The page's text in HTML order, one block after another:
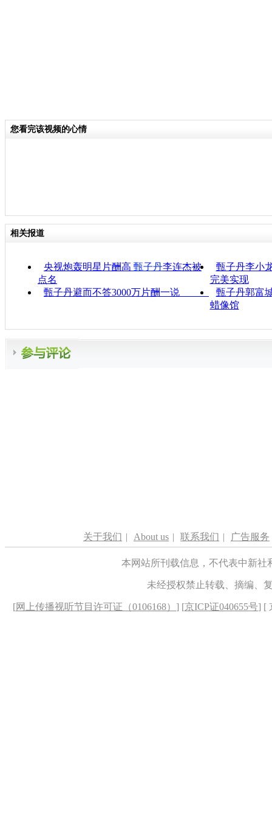
您看完该视频的心情
相关报道
央视炮轰明星片酬高 甄子丹李连杰被
点名
甄子丹李小
完美实现
甄子丹避而不答3000万片酬一说
甄子丹郭富
蜡像馆
关于我们 | About us | 联系我们 | 广告服务
本网站所刊载信息，不代表中新
未经授权禁止转载、摘编、
[网上传播视听节目许可证（0106168） ] [京ICP证040655号] [